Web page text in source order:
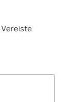
Vereiste